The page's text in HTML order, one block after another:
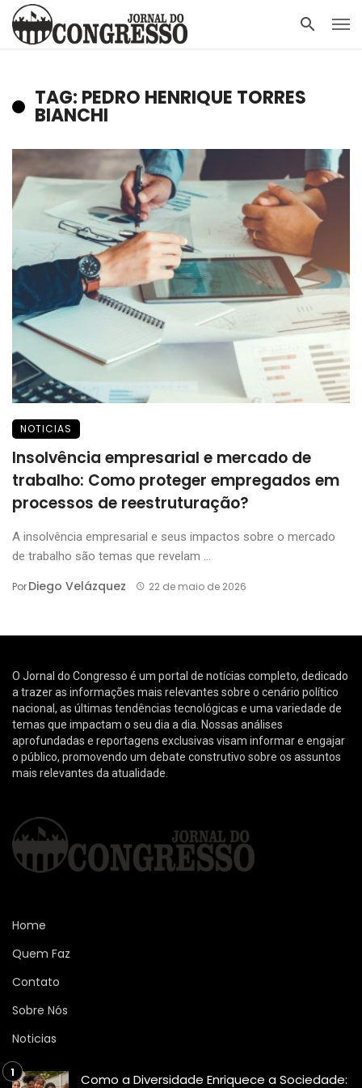
TAG: PEDRO HENRIQUE TORRES
BIANCHI
NOTICIAS
Insolvência empresarial e mercado de
trabalho: Como proteger empregados em
processos de reestruturação?
A insolvência empresarial e seus impactos sobre o mercado
de trabalho são temas que revelam ...
PorDiego Velázquez 22 de maio de 2026
O Jornal do Congresso é um portal de notícias completo, dedicado
a trazer as informações mais relevantes sobre o cenário político
nacional, as últimas tendências tecnológicas e uma variedade de
temas que impactam o seu dia a dia. Nossas análises
aprofundadas e reportagens exclusivas visam informar e engajar
o público, promovendo um debate construtivo sobre os assuntos
mais relevantes da atualidade.
Home
Quem Faz
Contato
Sobre Nós
Noticias
Como a Diversidade Enriquece a Sociedade: